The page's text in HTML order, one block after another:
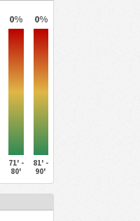
0% 0%
71' -
80'
81' -
90'